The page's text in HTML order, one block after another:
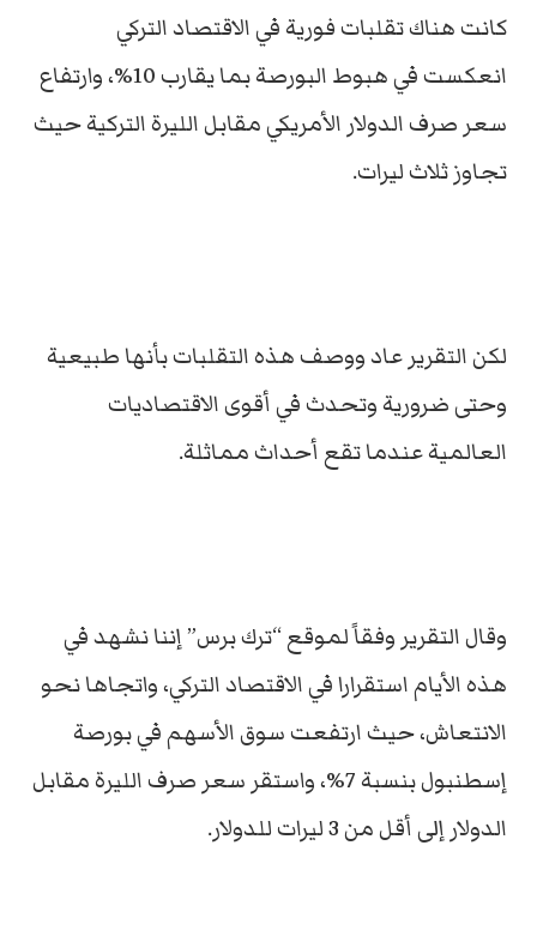
كانت هناك تقلبات فورية في الاقتصاد التركي
انعكست في هبوط البورصة بما يقارب 10%، وارتفاع
سعر صرف الدولار الأمريكي مقابل الليرة التركية حيث
تجاوز ثلاث ليرات.
لكن التقرير عاد ووصف هذه التقلبات بأنها طبيعية
وحتى ضرورية وتحدث في أقوى الاقتصاديات
العالمية عندما تقع أحداث مماثلة.
وقال التقرير وفقاً لموقع “ترك برس” إننا نشهد في
هذه الأيام استقرارا في الاقتصاد التركي، واتجاها نحو
الانتعاش، حيث ارتفعت سوق الأسهم في بورصة
إسطنبول بنسبة 7%، واستقر سعر صرف الليرة مقابل
الدولار إلى أقل من 3 ليرات للدولار.